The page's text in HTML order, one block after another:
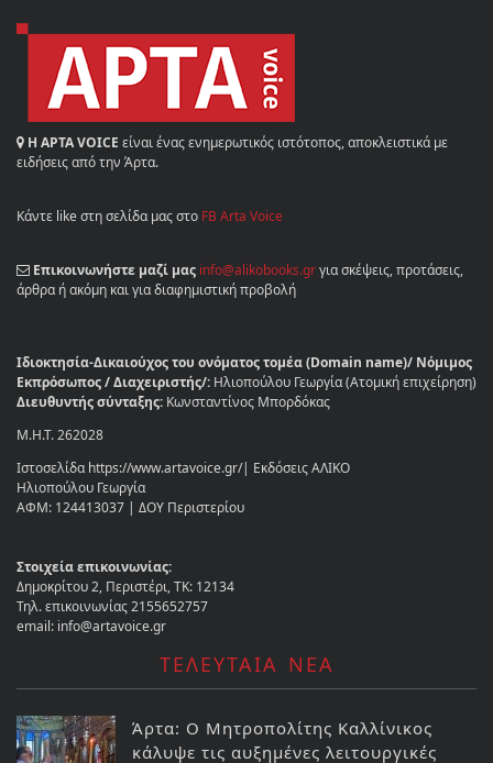
Η ΑΡΤΑ VOICE είναι ένας ενημερωτικός ιστότοπος, αποκλειστικά με
ειδήσεις από την Άρτα.
Κάντε like στη σελίδα μας στο FB Arta Voice
Επικοινωνήστε μαζί μας info@alikobooks.grγια σκέψεις, προτάσεις,
άρθρα ή ακόμη και για διαφημιστική προβολή
Ιδιοκτησία-Δικαιούχος του ονόματος τομέα (Domain name)/ Νόμιμος
Εκπρόσωπος / Διαχειριστής/: Ηλιοπούλου Γεωργία (Ατομική επιχείρηση)
Διευθυντής σύνταξης: Κωνσταντίνος Μπορδόκας
Μ.Η.Τ. 262028
Ιστοσελίδα https://www.artavoice.gr/| Εκδόσεις ΑΛΙΚΟ
Ηλιοπούλου Γεωργία
ΑΦΜ: 124413037 | ΔΟΥ Περιστερίου
Στοιχεία επικοινωνίας:
Δημοκρίτου 2, Περιστέρι, ΤΚ: 12134
Τηλ. επικοινωνίας 2155652757
email: info@artavoice.gr
ΤΕΛΕΥΤΑΙΑ ΝΕΑ
Άρτα: Ο Μητροπολίτης Καλλίνικος
κάλυψε τις αυξημένες λειτουργικές